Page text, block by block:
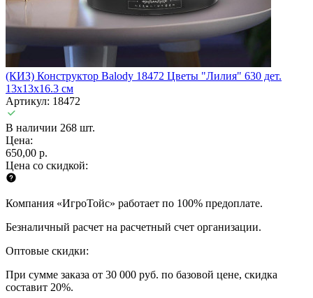
(КИЗ) Конструктор Balody 18472 Цветы "Лилия" 630 дет.
13x13x16.3 см
Артикул: 18472
В наличии 268 шт.
Цена:
650,00 р.
Цена со скидкой:
Компания «ИгроТойс» работает по 100% предоплате.
Безналичный расчет на расчетный счет организации.
Оптовые скидки:
При сумме заказа от 30 000 руб. по базовой цене, скидка
составит 20%.